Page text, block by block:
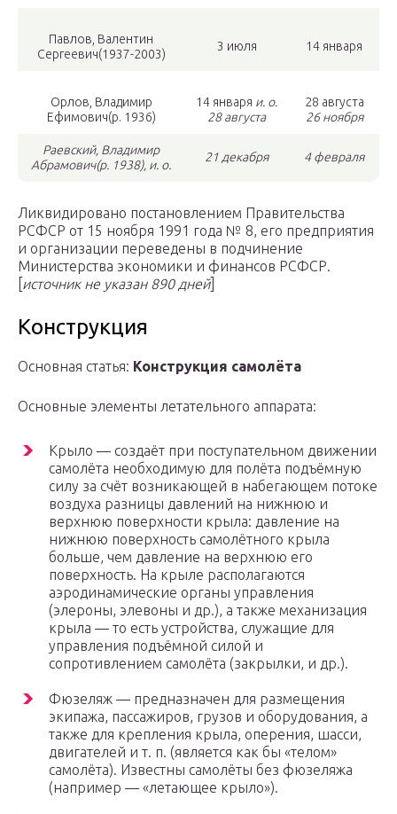
Павлов, Валентин
Сергеевич(1937-2003)
3 июля 14 января
Орлов, Владимир
Ефимович(p. 1936)
14 января и. о.
28 августа
28 августа
26 ноября
Раевский, Владимир
Абрамович(p. 1938), и. о.
21 декабря 4 февраля
Ликвидировано постановлением Правительства
РСФСР от 15 ноября 1991 года № 8, его предприятия
и организации переведены в подчинение
Министерства экономики и финансов РСФСР.
источник не указан 890 дней]
Конструкция
Основная статья: Конструкция самолёта
Основные элементы летательного аппарата:
Крыло — создаёт при поступательном движении
самолёта необходимую для полёта подъёмную
силу за счёт возникающей в набегающем потоке
воздуха разницы давлений на нижнюю и
верхнюю поверхности крыла: давление на
нижнюю поверхность самолётного крыла
больше, чем давление на верхнюю его
поверхность. На крыле располагаются
аэродинамические органы управления
(элероны, элевоны и др.), а также механизация
крыла — то есть устройства, служащие для
управления подъёмной силой и
сопротивлением самолёта (закрылки, и др.).
Фюзеляж — предназначен для размещения
экипажа, пассажиров, грузов и оборудования, а
также для крепления крыла, оперения, шасси,
двигателей и т. п. (является как бы «телом»
самолёта). Известны самолёты без фюзеляжа
(например — «летающее крыло»).